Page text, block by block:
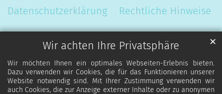
Wir achten Ihre Privatsphäre
Wir möchten Ihnen ein optimales Webseiten-Erlebnis bieten.
Dazu verwenden wir Cookies, die für das Funktionieren unserer
Website notwendig sind. Mit Ihrer Zustimmung verwenden wir
auch Cookies, die zur Anzeige externer Inhalte oder zu anonymen
✕
Datenschutzerklärung
Rechtliche Hinweise